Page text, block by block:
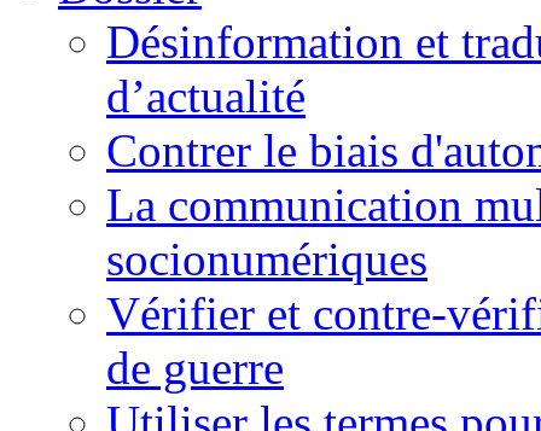
Désinformation et
d’actualité
Contrer le biais
La communication
socionumériques
Vérifier et contre-
de guerre